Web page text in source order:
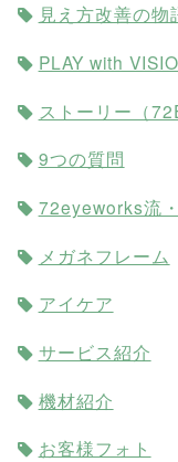
見え方改善の物
PLAY with
ストーリー（
9つの質問
72eyeworks流
メガネフレーム
アイケア
サービス紹介
機材紹介
お客様フォト